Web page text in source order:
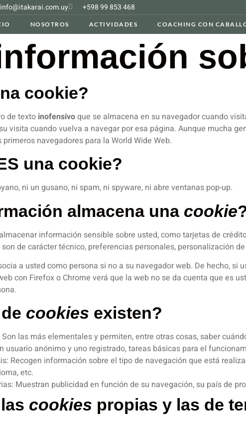
info@itakarai.com.uy +598 99 853 468
NOSOTROS ACTIVIDADES COACHING CON
cookie?
de texto inofensivoque se almacena en su navegador cuando
visita cuando vuelva a navegar por esa página. Aunque mucha
navegadores para la World Wide Web.
una cookie?
ni un gusano, ni spam, ni spyware, ni abre ventanas pop-up.
almacena una cookie
información sensible sobre usted, como tarjetas de
de carácter técnico, preferencias personales, personalización
a usted como persona si no a su navegador web. De hecho,
con Firefox o Chrome verá que la web no se da cuenta que es
cookies existen?
las más elementales y permiten, entre otras cosas, saber
usuario anónimo y uno registrado, tareas básicas para el
Recogen información sobre el tipo de navegación que está
etc.
Muestran publicidad en función de su navegación, su país de
cookies propias y las de